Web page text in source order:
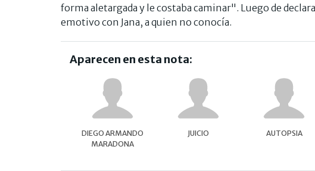
forma aletargada y le costaba caminar". Luego de
emotivo con Jana, a quien no conocía.
Aparecen en esta nota:
DIEGO ARMANDO
MARADONA
JUICIO AUTOPSIA